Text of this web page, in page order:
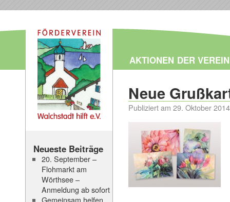
AKTIONEN DER VEREIN
Neue
Publiziert am 29. Oktober 2014
Neueste Beiträge
20. September –
Flohmarkt am
Wörthsee –
Anmeldung ab sofort
Gemeinsam helfen